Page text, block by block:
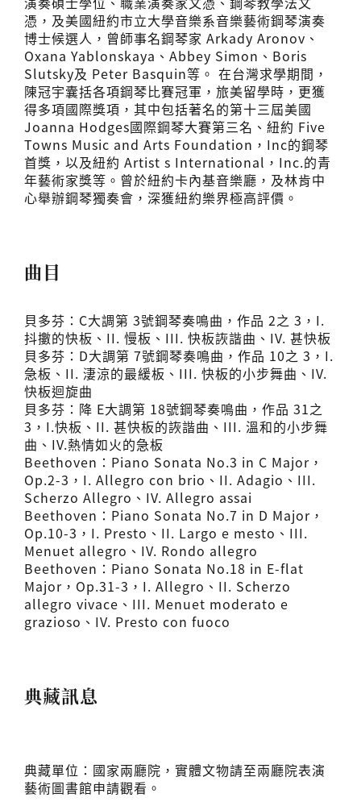
憑，及美國紐約市立大學音樂系音樂藝術鋼琴演奏
博士候選人，曾師事名鋼琴家 Arkady Aronov、
Oxana Yablonskaya、Abbey Simon、Boris
Slutsky及 Peter Basquin等。 在台灣求學期間，
陳冠宇囊括各項鋼琴比賽冠軍，旅美留學時，更獲
得多項國際獎項，其中包括著名的第十三屆美國
Joanna Hodges國際鋼琴大賽第三名、紐約 Five
Towns Music and Arts Foundation，Inc的鋼琴
首獎，以及紐約 Artist s International，Inc.的青
年藝術家獎等。曾於紐約卡內基音樂廳，及林肯中
心舉辦鋼琴獨奏會，深獲紐約樂界極高評價。
曲目
貝多芬：C大調第 3號鋼琴奏鳴曲，作品 2之 3，I.
抖擻的快板、II. 慢板、III. 快板詼諧曲、IV. 甚快板
貝多芬：D大調第 7號鋼琴奏鳴曲，作品 10之 3，I.
急板、II. 淒涼的最緩板、III. 快板的小步舞曲、IV.
快板迴旋曲
貝多芬：降 E大調第 18號鋼琴奏鳴曲，作品 31之
3，I.快板、II. 甚快板的詼諧曲、III. 溫和的小步舞
曲、IV.熱情如火的急板
Beethoven：Piano Sonata No.3 in C Major，
Op.2-3，I. Allegro con brio、II. Adagio、III.
Scherzo Allegro、IV. Allegro assai
Beethoven：Piano Sonata No.7 in D Major，
Op.10-3，I. Presto、II. Largo e mesto、III.
Menuet allegro、IV. Rondo allegro
Beethoven：Piano Sonata No.18 in E-flat
Major，Op.31-3，I. Allegro、II. Scherzo
allegro vivace、III. Menuet moderato e
grazioso、IV. Presto con fuoco
典藏訊息
典藏單位：國家兩廳院，實體文物請至兩廳院表演
藝術圖書館申請觀看。